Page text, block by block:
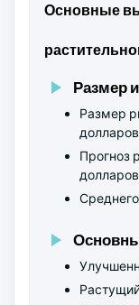
Основные
Размер
Размер
Прогноз